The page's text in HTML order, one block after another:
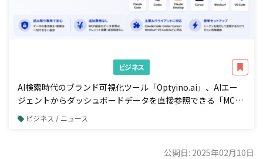
ビジネス
AI検索時代のブランド可視化ツール「Optyino.ai」、AIエー
ジェントからダッシュボードデータを直接参照できる「MCP
接続」機能を一般公開
ビジネス / ニュース
公開日: 2025年02月10日